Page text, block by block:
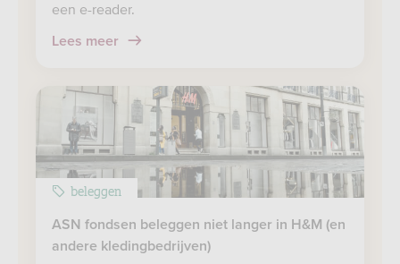
een e-reader.
Lees meer
beleggen
ASN fondsen beleggen niet langer in H&M (en
andere kledingbedrijven)